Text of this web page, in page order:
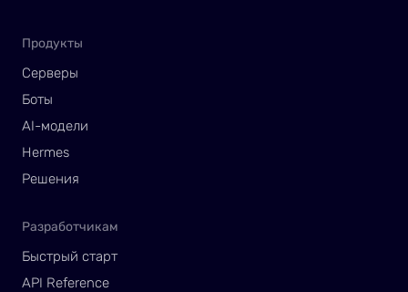
Продукты
Серверы
Боты
AI-модели
Hermes
Решения
Разработчикам
Быстрый старт
API Reference